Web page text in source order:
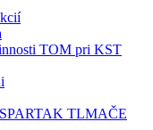
TOM pri KST
TLMAČE